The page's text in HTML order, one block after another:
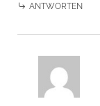
ANTWORTEN